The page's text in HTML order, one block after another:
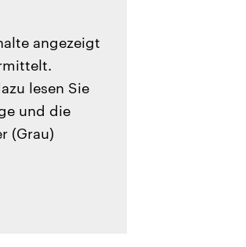
angezeigt
lesen Sie
und die
(Grau)